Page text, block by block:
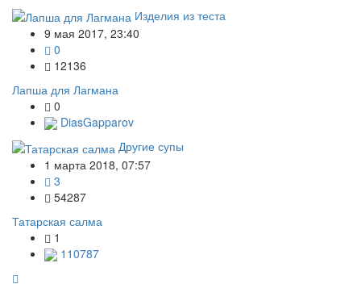
Изделия из теста
9 мая 2017, 23:40
0
12136
Лапша для Лагмана
0
DiasGapparov
Другие супы
1 марта 2018, 07:57
3
54287
Татарская салма
1
110787